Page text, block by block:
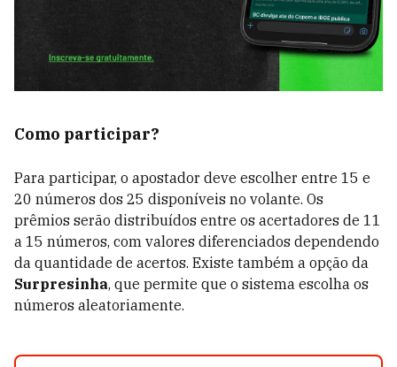
Como participar?
Para participar, o apostador deve escolher entre 15 e
20 números dos 25 disponíveis no volante. Os
prêmios serão distribuídos entre os acertadores de 11
a 15 números, com valores diferenciados dependendo
da quantidade de acertos. Existe também a opção da
Surpresinha, que permite que o sistema escolha os
números aleatoriamente.